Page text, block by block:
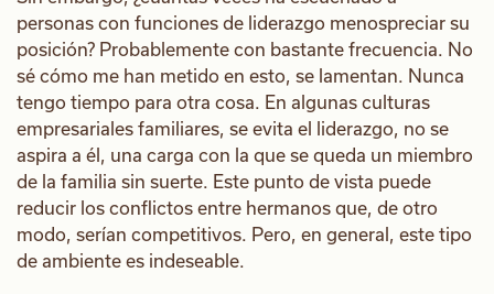
personas con funciones de liderazgo menospreciar su
posición? Probablemente con bastante frecuencia. No
sé cómo me han metido en esto, se lamentan. Nunca
tengo tiempo para otra cosa. En algunas culturas
empresariales familiares, se evita el liderazgo, no se
aspira a él, una carga con la que se queda un miembro
de la familia sin suerte. Este punto de vista puede
reducir los conflictos entre hermanos que, de otro
modo, serían competitivos. Pero, en general, este tipo
de ambiente es indeseable.